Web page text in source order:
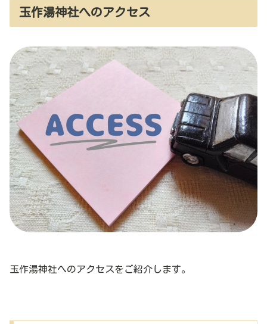
玉作湯神社へのアクセス
玉作湯神社へのアクセスをご紹介します。